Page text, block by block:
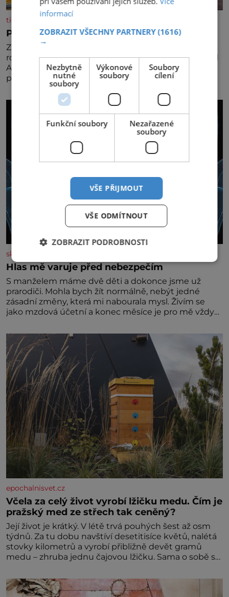
tisicereceptu.cz
Pravá irská káva
Za jejího tvůrce je považován Joe Sharidan, když v
roce 1943 u letiště irského města Foynes obsluhoval
Američany, kteří kvůli špatnému počasí nemohli
pokračovat v cestě. Povzbudil je tehdy kávou,
skutecnepribehy.cz
Hlas mě varuje před nebezpečím
S manželem máme dvě děti a dokonce jsme už
prarodiči. Mohla bych žít normálně, nebýt jedné
zásadní změny, která mi nabourala mysl. Živím se
jako mzdová účetní a konec měsíce je pro mě vždy
máme vnoučata, mi dcera čím dál častěji volá o
pomoc, co se hlídání týče. Dalo by se
epochalnisvet.cz
Včela za celý život vyrobí lžičku medu. Čím je
pražský med ze střech tak ceněný?
Její život je krátký. V létě trvá pouhých šest až osm
týdnů. Za tu dobu navštíví desetitisíce květů, nalétá
stovky kilometrů a vyrobí přibližně devět gramů
medu – zhruba jednu čajovou lžičku. Sama o sobě se
dalšími desítkami tisíc příslušnic svého včelstva,
vznikne jeden z nejdokonalejších organismů
informací
ZOBRAZIT VŠECHNY PARTNERY(1616)
→
Nezbytně
nutné
soubory
Výkonové
soubory
Soubory
cílení
Funkční soubory
Nezařazené
soubory
VŠE PŘIJMOUT
VŠE ODMÍTNOUT
ZOBRAZIT PODROBNOSTI